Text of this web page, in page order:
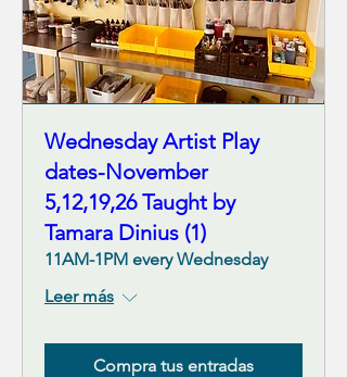
Wednesday Artist Play
dates-November
5,12,19,26 Taught by
Tamara Dinius (1)
11AM-1PM every Wednesday
Leer más
Compra tus entradas